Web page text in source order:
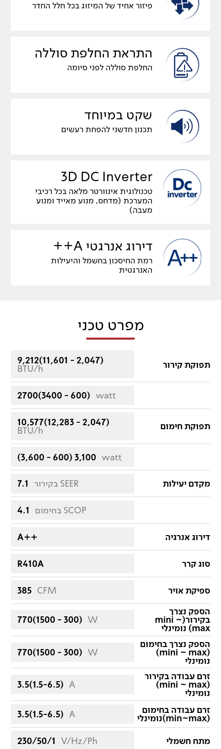
פיזור אחיד של המיזוג בכל חלל החדר
התראת החלפת סוללה
החלפת סוללה לפני סיומה
שקט במיוחד
תכנון חדשני להפחת רעשים
3D DC Inverter
טכנולוגית אינוורטר מלאה בכל רכיבי
המערכת (מדחס, מנוע מאייד ומנוע
מעבה)
דירוג אנרגטי A++
רמת החיסכון בחשמל והיעילות
האנרגטית
מפרט טכני
תפוקת קירור
9,212(11,601 - 2,047)
BTU/h
2700(3400 - 600) watt
תפוקת חימום
10,577(12,283 - 2,047)
BTU/h
(3,600 - 600) 3,100 watt
מקדם יעילות 7.1 בקירור SEER
4.1 בחימום SCOP
דירוג אנרגיה A++
סוג קרר R410A
ספיקת אויר 385 CFM
הספק נצרך
בקירור(mini ~
max) נומינלי
770(1500 - 300) W
הספק נצרך בחימום
(mini ~ max)
נומינלי
770(1500 - 300) W
זרם עבודה בקירור
(mini ~ max)
נומינלי
3.5ׁ(1.5-6.5) A
זרם עבודה בחימום
(min~max)נומינלי
3.5ׁ(1.5-6.5) A
מתח חשמלי 230/50/1 V/Hz/Ph